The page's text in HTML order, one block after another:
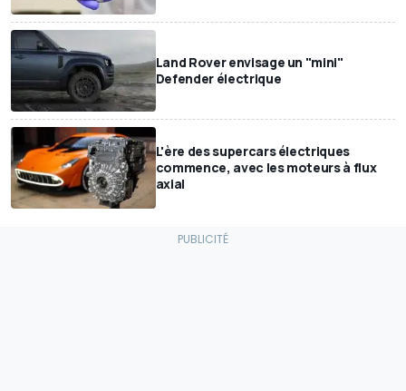
Land Rover envisage un "mini"
Defender électrique
L'ère des supercars électriques
commence, avec les moteurs à flux
axial